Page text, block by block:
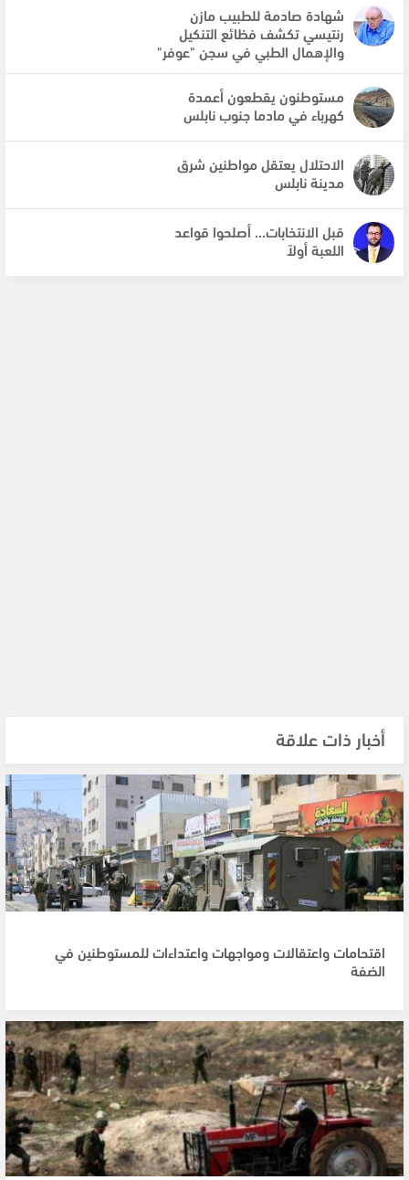
شهادة صادمة للطبيب مازن
رنتيسي تكشف فظائع التنكيل
والإهمال الطبي في سجن "عوفر"
مستوطنون يقطعون أعمدة
كهرباء في مادما جنوب نابلس
الاحتلال يعتقل مواطنين شرق
مدينة نابلس
قبل الانتخابات... أصلحوا قواعد
اللعبة أولاً
أخبار ذات علاقة
اقتحامات واعتقالات ومواجهات واعتداءات للمستوطنين في
الضفة